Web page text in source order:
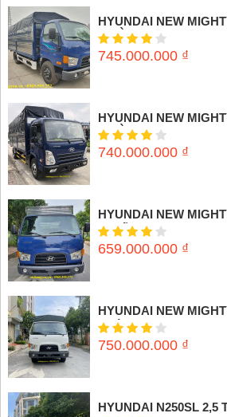
HYUNDAI NEW
(THÙNG MUI BẠT)
745.000.000 ₫
HYUNDAI NEW
(THÙNG MUI BẠT)
740.000.000 ₫
HYUNDAI NEW
3,5 tấn
659.000.000 ₫
HYUNDAI NEW
(Thùng mui bạt)
750.000.000 ₫
HYUNDAI N250SL 2,5